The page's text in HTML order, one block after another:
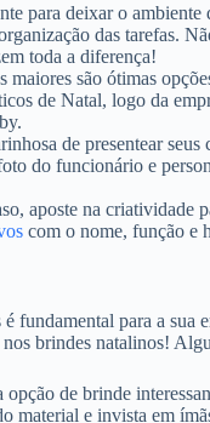
para deixar o
das tarefas.
toda a diferença!
maiores são ótimas
de Natal, logo da
de presentear
do funcionário e
aposte na criatividade
com o nome, função e
fundamental para a sua
brindes natalinos!
opção de brinde
material e invista em